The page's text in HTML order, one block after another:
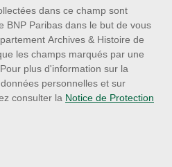
dans ce champ sont
BNP Paribas dans le but de vous
Archives & Histoire de
les champs marqués par une
plus d'information sur la
personnelles et sur
consulter la Notice de Protection